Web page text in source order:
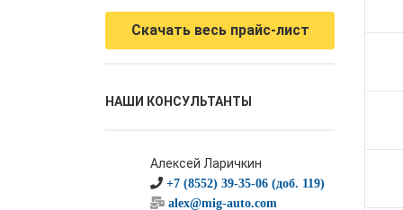
Скачать весь прайс-лист
НАШИ КОНСУЛЬТАНТЫ
Алексей Ларичкин
+7 (8552) 39-35-06 (доб. 119)
alex@mig-auto.com